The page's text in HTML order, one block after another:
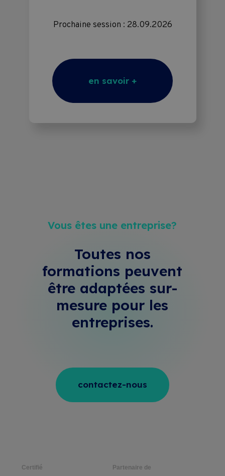
Vous êtes une entreprise?
Toutes nos
formations peuvent
être adaptées sur-
mesure pour les
entreprises.
contactez-nous
Prochaine session : 28.09.2026
en savoir +
Certifié Partenaire de